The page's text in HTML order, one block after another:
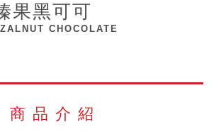
果黑可可
CHOCOLATE
商品介紹